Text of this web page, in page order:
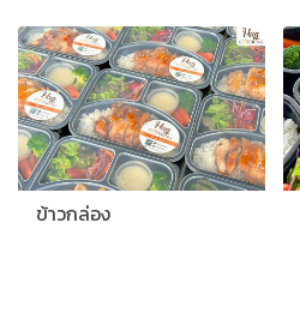
ข้าวกล่อง